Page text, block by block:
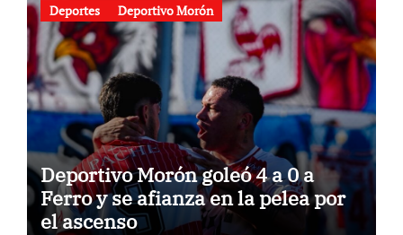
Deportes Deportivo Morón
Deportivo Morón goleó 4 a 0 a
Ferro y se afianza en la pelea por
el ascenso